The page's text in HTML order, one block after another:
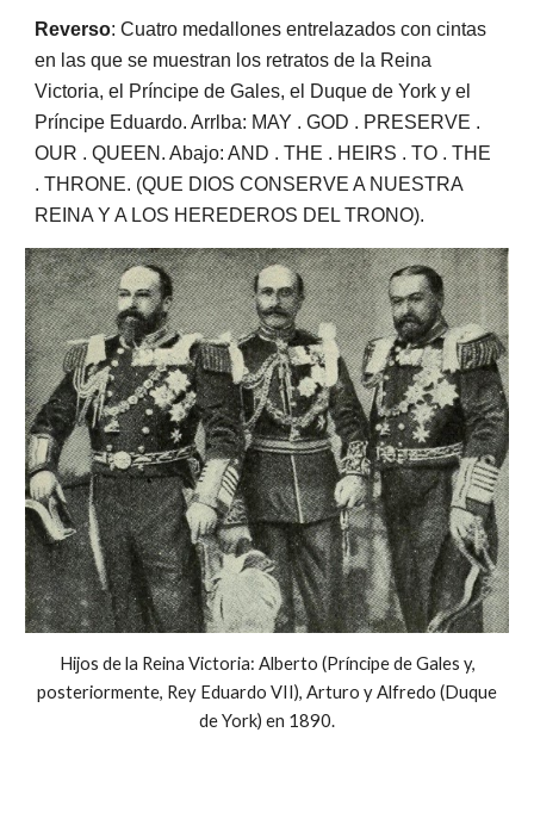
Reverso: Cuatro medallones entrelazados con cintas
en las que se muestran los retratos de la Reina
Victoria, el Príncipe de Gales, el Duque de York y el
Príncipe Eduardo. Arrlba: MAY . GOD . PRESERVE .
OUR . QUEEN. Abajo: AND . THE . HEIRS . TO . THE
. THRONE. (QUE DIOS CONSERVE A NUESTRA
REINA Y A LOS HEREDEROS DEL TRONO).
Hijos de la Reina Victoria: Alberto (Príncipe de Gales y,
posteriormente, Rey Eduardo VII), Arturo y Alfredo (Duque
de York) en 1890.